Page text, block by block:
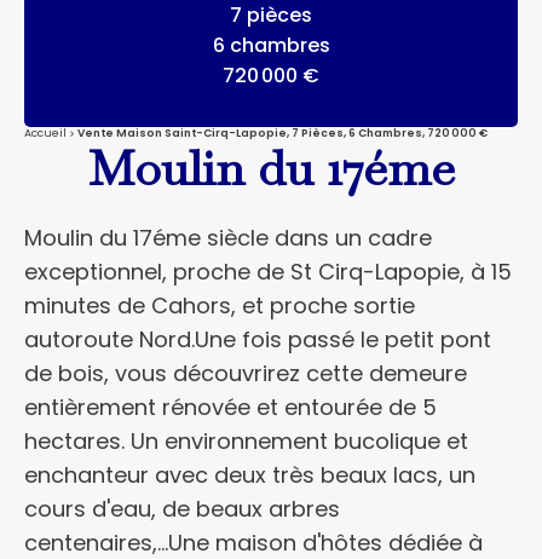
7 pièces
6 chambres
720 000 €
Accueil Vente Maison Saint-Cirq-Lapopie, 7 Pièces, 6 Chambres, 720 000 €
Moulin du 17éme
Moulin du 17éme siècle dans un cadre
exceptionnel, proche de St Cirq-Lapopie, à 15
minutes de Cahors, et proche sortie
autoroute Nord.Une fois passé le petit pont
de bois, vous découvrirez cette demeure
entièrement rénovée et entourée de 5
hectares. Un environnement bucolique et
enchanteur avec deux très beaux lacs, un
cours d'eau, de beaux arbres
centenaires,...Une maison d'hôtes dédiée à